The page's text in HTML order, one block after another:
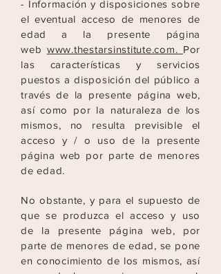
- Información y disposiciones sobre
el eventual acceso de menores de
edad a la presente página
web www.thestarsinstitute.com. Por
las características y servicios
puestos a disposición del público a
través de la presente página web,
así como por la naturaleza de los
mismos, no resulta previsible el
acceso y / o uso de la presente
página web por parte de menores
de edad.
No obstante, y para el supuesto de
que se produzca el acceso y uso
de la presente página web, por
parte de menores de edad, se pone
en conocimiento de los mismos, así